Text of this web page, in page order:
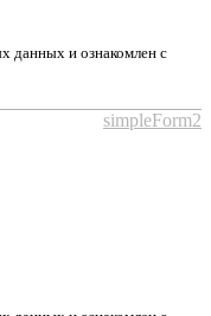
данных и ознакомлен с
simpleForm2